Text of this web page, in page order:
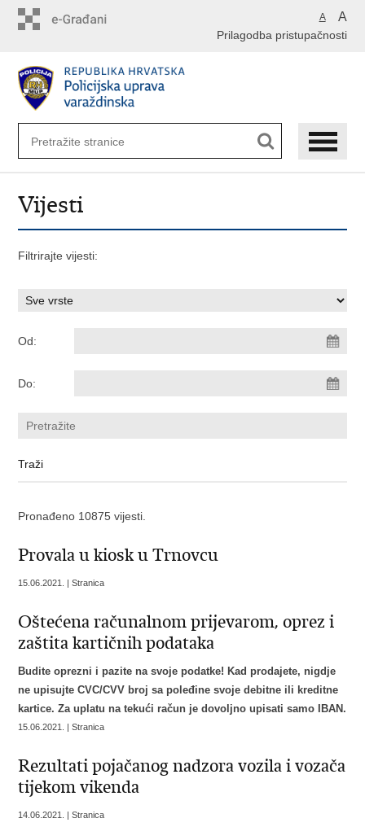
A A
Prilagodba pristupačnosti
Vijesti
Filtrirajte vijesti:
Od:
Do:
Pronađeno 10875 vijesti.
Provala u kiosk u Trnovcu
15.06.2021. | Stranica
Oštećena računalnom prijevarom, oprez i
zaštita kartičnih podataka
Budite oprezni i pazite na svoje podatke! Kad prodajete, nigdje
ne upisujte CVC/CVV broj sa poleđine svoje debitne ili kreditne
kartice. Za uplatu na tekući račun je dovoljno upisati samo IBAN.
15.06.2021. | Stranica
Rezultati pojačanog nadzora vozila i vozača
tijekom vikenda
14.06.2021. | Stranica